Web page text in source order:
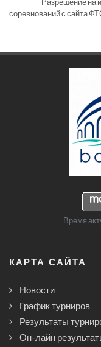
соревнований с сайта
Время
КАРТА САЙТА
Новости
График турниров
Результаты
Он-лайн